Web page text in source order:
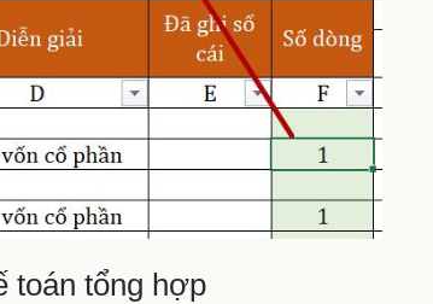
toán tổng hợp